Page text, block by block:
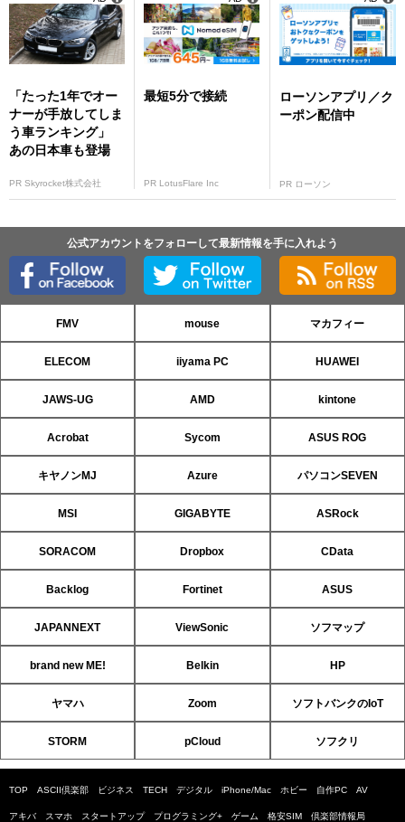
「たった1年でオー
ナーが手放してしま
う車ランキング」
あの日本車も登場
PR Skyrocket株式会社
最短5分で接続
PR LotusFlare Inc
ローソンアプリ／ク
ーポン配信中
PR ローソン
公式アカウントをフォローして最新情報を手に入れよう
FMV mouse マカフィー
ELECOM iiyama PC HUAWEI
JAWS-UG AMD kintone
Acrobat Sycom ASUS ROG
キヤノンMJ Azure パソコンSEVEN
MSI GIGABYTE ASRock
SORACOM Dropbox CData
Backlog Fortinet ASUS
JAPANNEXT ViewSonic ソフマップ
brand new ME! Belkin HP
ヤマハ Zoom ソフトバンクのIoT
STORM pCloud ソフクリ
TOP ASCII倶楽部 ビジネス TECH デジタル iPhone/Mac ホビー 自作PC AV
アキバ スマホ スタートアップ プログラミング+ ゲーム 格安SIM 倶楽部情報局